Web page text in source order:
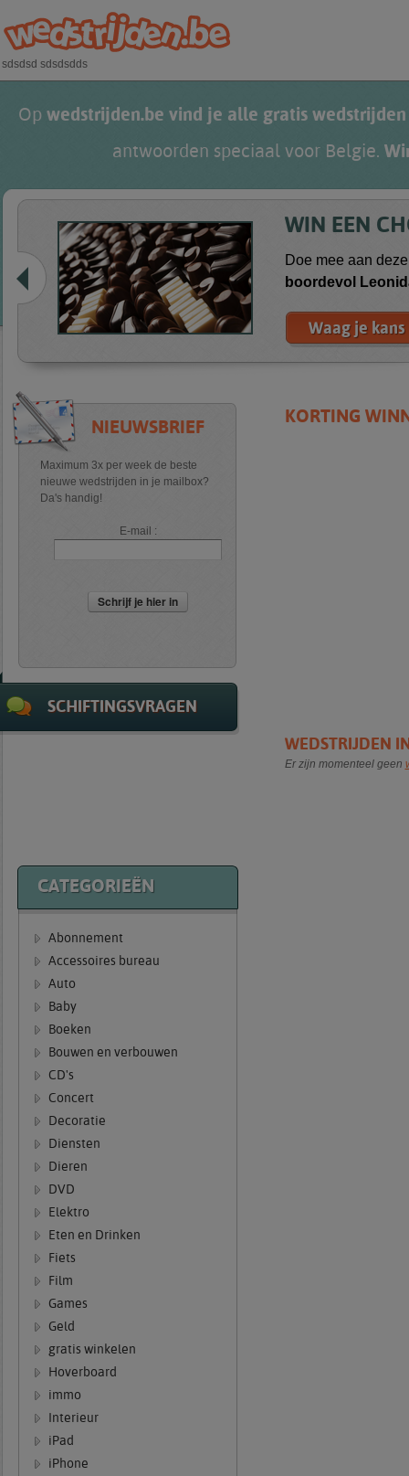
Op wedstrijden.be vind je alle gratis wedstrijden
antwoorden speciaal voor Belgie.
sdsdsd sdsdsdds
WIN EEN
Doe mee aan
boordevol
Waag je kans
NIEUWSBRIEF
Maximum 3x per week de beste
nieuwe wedstrijden in je mailbox?
Da's handig!
E-mail :
Schrijf je hier in
SCHIFTINGSVRAGEN
CATEGORIEËN
Abonnement
Accessoires bureau
Auto
Baby
Boeken
Bouwen en verbouwen
CD's
Concert
Decoratie
Diensten
Dieren
DVD
Elektro
Eten en Drinken
Fiets
Film
Games
Geld
gratis winkelen
Hoverboard
immo
Interieur
iPad
iPhone
KORTING
WEDSTRIJDEN
Er zijn momenteel geen